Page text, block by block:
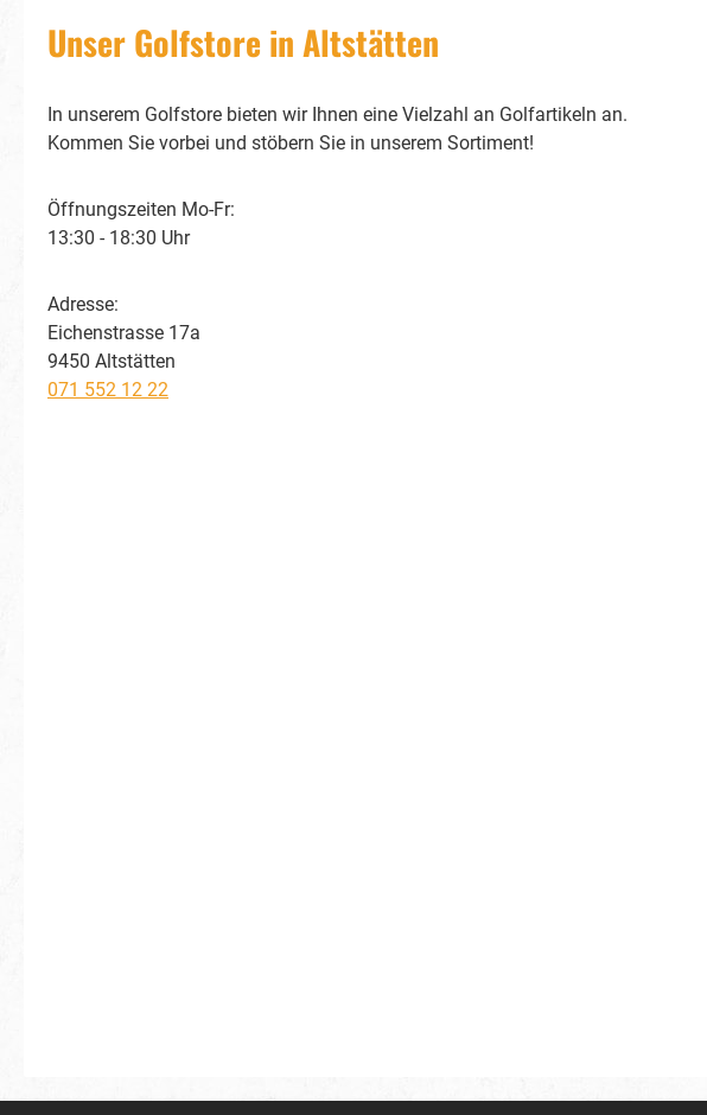
Unser Golfstore in Altstätten
In unserem Golfstore bieten wir Ihnen eine Vielzahl an Golfartikeln an.
Kommen Sie vorbei und stöbern Sie in unserem Sortiment!
Öffnungszeiten Mo-Fr:
13:30 - 18:30 Uhr
Adresse:
Eichenstrasse 17a
9450 Altstätten
071 552 12 22